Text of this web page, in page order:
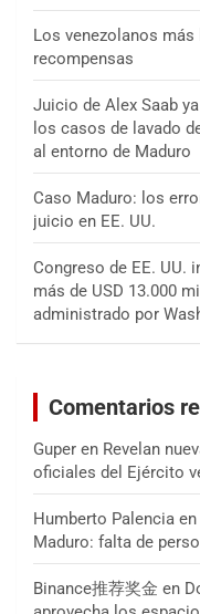
Los venezolanos más
recompensas
Juicio de Alex Saab
los casos de lavado
al entorno de Maduro
Caso Maduro: los
juicio en EE. UU.
Congreso de EE.
más de USD 13.000
administrado por
Comentarios
Guper en Revelan
oficiales del Ejército
Humberto Palencia en
Maduro: falta de
Binance推荐奖金 en